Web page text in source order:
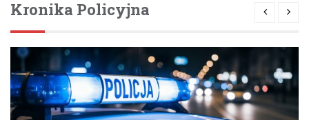
Kronika Policyjna